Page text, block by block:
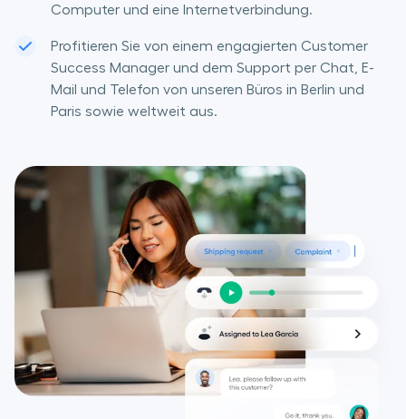
Computer und eine Internetverbindung.
Profitieren Sie von einem engagierten Customer
Success Manager und dem Support per Chat, E-
Mail und Telefon von unseren Büros in Berlin und
Paris sowie weltweit aus.